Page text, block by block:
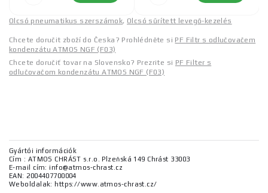
Olcsó pneumatikus szerszámok, Olcsó sűrített levegő-kezelés
Chcete doručit zboží do Česka? Prohlédněte si PF Filtr s odlučovačem
kondenzátu ATMOS NGF (F03)
Chcete doručiť tovar na Slovensko? Prezrite si PF Filter s
odlučovačom kondenzátu ATMOS NGF (F03)
Gyártói információk
Cím : ATMOS CHRÁST s.r.o. Plzeňská 149 Chrást 33003
E-mail cím: info@atmos-chrast.cz
EAN: 2004407700004
Weboldalak: https://www.atmos-chrast.cz/